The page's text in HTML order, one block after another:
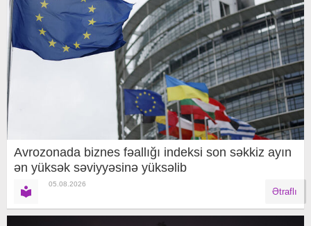
Avrozonada biznes fəallığı indeksi son səkkiz ayın
ən yüksək səviyyəsinə yüksəlib
05.08.2026
Ətraflı